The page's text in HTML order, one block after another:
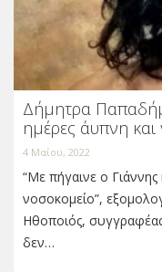
Δήμητρα
ημέρες άυπνη
4 Μαΐου, 2022
“Με πήγαινε ο
νοσοκομείο”,
Ηθοποιός,
δεν…